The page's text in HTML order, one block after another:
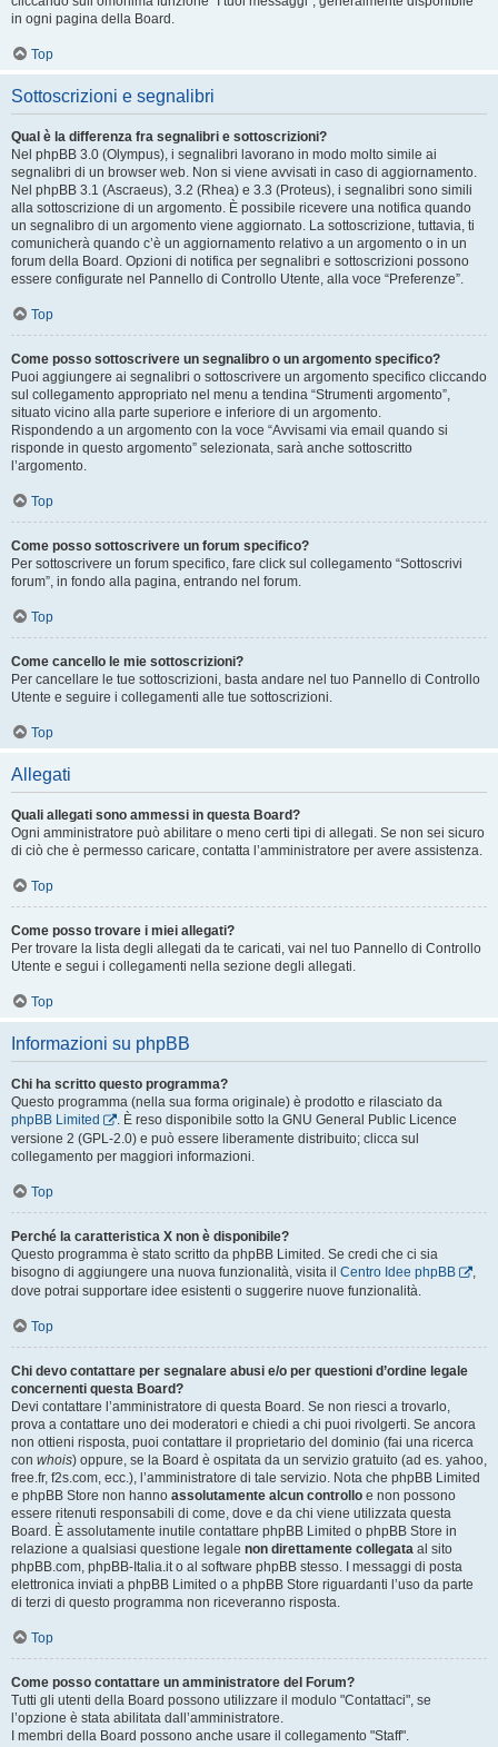
in ogni pagina della Board.
Top
Sottoscrizioni e segnalibri
Qual è la differenza fra segnalibri e sottoscrizioni?
Nel phpBB 3.0 (Olympus), i segnalibri lavorano in modo molto simile ai
segnalibri di un browser web. Non si viene avvisati in caso di aggiornamento.
Nel phpBB 3.1 (Ascraeus), 3.2 (Rhea) e 3.3 (Proteus), i segnalibri sono simili
alla sottoscrizione di un argomento. È possibile ricevere una notifica quando
un segnalibro di un argomento viene aggiornato. La sottoscrizione, tuttavia, ti
comunicherà quando c’è un aggiornamento relativo a un argomento o in un
forum della Board. Opzioni di notifica per segnalibri e sottoscrizioni possono
essere configurate nel Pannello di Controllo Utente, alla voce “Preferenze”.
Top
Come posso sottoscrivere un segnalibro o un argomento specifico?
Puoi aggiungere ai segnalibri o sottoscrivere un argomento specifico cliccando
sul collegamento appropriato nel menu a tendina “Strumenti argomento”,
situato vicino alla parte superiore e inferiore di un argomento.
Rispondendo a un argomento con la voce “Avvisami via email quando si
risponde in questo argomento” selezionata, sarà anche sottoscritto
l’argomento.
Top
Come posso sottoscrivere un forum specifico?
Per sottoscrivere un forum specifico, fare click sul collegamento “Sottoscrivi
forum”, in fondo alla pagina, entrando nel forum.
Top
Come cancello le mie sottoscrizioni?
Per cancellare le tue sottoscrizioni, basta andare nel tuo Pannello di Controllo
Utente e seguire i collegamenti alle tue sottoscrizioni.
Top
Allegati
Quali allegati sono ammessi in questa Board?
Ogni amministratore può abilitare o meno certi tipi di allegati. Se non sei sicuro
di ciò che è permesso caricare, contatta l’amministratore per avere assistenza.
Top
Come posso trovare i miei allegati?
Per trovare la lista degli allegati da te caricati, vai nel tuo Pannello di Controllo
Utente e segui i collegamenti nella sezione degli allegati.
Top
Informazioni su phpBB
Chi ha scritto questo programma?
Questo programma (nella sua forma originale) è prodotto e rilasciato da
phpBB Limited
. È reso disponibile sotto la GNU General Public Licence
versione 2 (GPL-2.0) e può essere liberamente distribuito; clicca sul
collegamento per maggiori informazioni.
Top
Perché la caratteristica X non è disponibile?
Questo programma è stato scritto da phpBB Limited. Se credi che ci sia
bisogno di aggiungere una nuova funzionalità, visita il Centro Idee phpBB
,
dove potrai supportare idee esistenti o suggerire nuove funzionalità.
Top
Chi devo contattare per segnalare abusi e/o per questioni d’ordine legale
concernenti questa Board?
Devi contattare l’amministratore di questa Board. Se non riesci a trovarlo,
prova a contattare uno dei moderatori e chiedi a chi puoi rivolgerti. Se ancora
non ottieni risposta, puoi contattare il proprietario del dominio (fai una ricerca
con whois) oppure, se la Board è ospitata da un servizio gratuito (ad es. yahoo,
free.fr, f2s.com, ecc.), l’amministratore di tale servizio. Nota che phpBB Limited
e phpBB Store non hanno assolutamente alcun controllo e non possono
essere ritenuti responsabili di come, dove e da chi viene utilizzata questa
Board. È assolutamente inutile contattare phpBB Limited o phpBB Store in
relazione a qualsiasi questione legale non direttamente collegata al sito
phpBB.com, phpBB-Italia.it o al software phpBB stesso. I messaggi di posta
elettronica inviati a phpBB Limited o a phpBB Store riguardanti l’uso da parte
di terzi di questo programma non riceveranno risposta.
Top
Come posso contattare un amministratore del Forum?
Tutti gli utenti della Board possono utilizzare il modulo "Contattaci", se
l’opzione è stata abilitata dall’amministratore.
I membri della Board possono anche usare il collegamento "Staff".